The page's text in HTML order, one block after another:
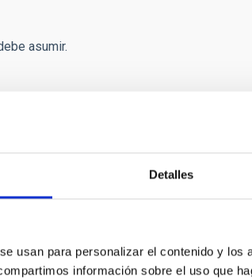
Detalles
usan para personalizar el contenido y los
información sobre el uso que
asumir.
exchange between
in areas of academic research of